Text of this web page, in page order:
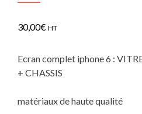
30,00€ HT
Ecran complet iphone 6 :
+ CHASSIS
matériaux de haute qualité